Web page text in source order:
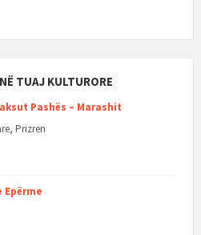
TUAJ KULTURORE
Pashës – Marashit
Prizren
Epërme